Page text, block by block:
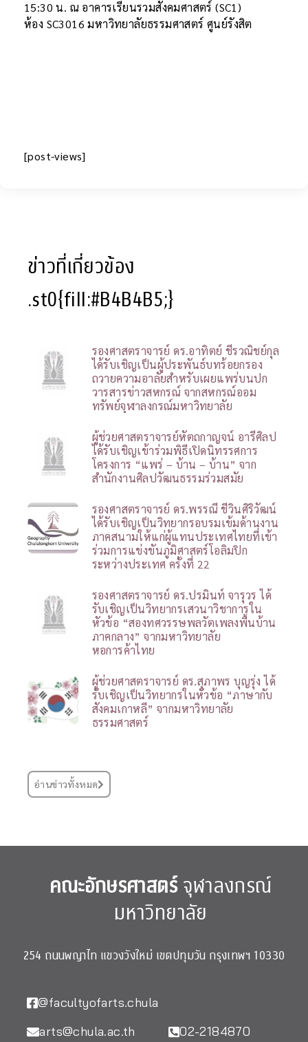
15:30 น. ณ อาคารเรียนรวมสังคมศาสตร์ (SC1)
ห้อง SC3016 มหาวิทยาลัยธรรมศาสตร์ ศูนย์รังสิต
[post-views]
ข่าวที่เกี่ยวข้อง
.st0{fill:#B4B4B5;}
รองศาสตราจารย์ ดร.อาทิตย์ ชีรวณิชย์กุล
ได้รับเชิญเป็นผู้ประพันธ์บทร้อยกรอง
ถวายความอาลัยสำหรับเผยแพร่บนปก
วารสารข่าวสหกรณ์ จากสหกรณ์ออม
ทรัพย์จุฬาลงกรณ์มหาวิทยาลัย
ผู้ช่วยศาสตราจารย์หัตถกาญจน์ อารีศิลป
ได้รับเชิญเข้าร่วมพิธีเปิดนิทรรศการ
โครงการ “แพร่ – บ้าน – บ้าน” จาก
สำนักงานศิลปวัฒนธรรมร่วมสมัย
รองศาสตราจารย์ ดร.พรรณี ชีวินศิริวัฒน์
ได้รับเชิญเป็นวิทยากรอบรมเข้มด้านงาน
ภาคสนามให้แก่ผู้แทนประเทศไทยที่เข้า
ร่วมการแข่งขันภูมิศาสตร์โอลิมปิก
ระหว่างประเทศ ครั้งที่ 22
รองศาสตราจารย์ ดร.ปรมินท์ จารุวร ได้
รับเชิญเป็นวิทยากรเสวนาวิชาการใน
หัวข้อ “สองทศวรรษพลวัตเพลงพื้นบ้าน
ภาคกลาง” จากมหาวิทยาลัย
หอการค้าไทย
ผู้ช่วยศาสตราจารย์ ดร.สุภาพร บุญรุ่ง ได้
รับเชิญเป็นวิทยากรในหัวข้อ “ภาษากับ
สังคมเกาหลี” จากมหาวิทยาลัย
ธรรมศาสตร์
อ่านข่าวทั้งหมด
คณะอักษรศาสตร์จุฬาลงกรณ์
มหาวิทยาลัย
254 ถนนพญาไท แขวงวังใหม่ เขตปทุมวัน กรุงเทพฯ 10330
@facultyofarts.chula
arts@chula.ac.th
02-2184870